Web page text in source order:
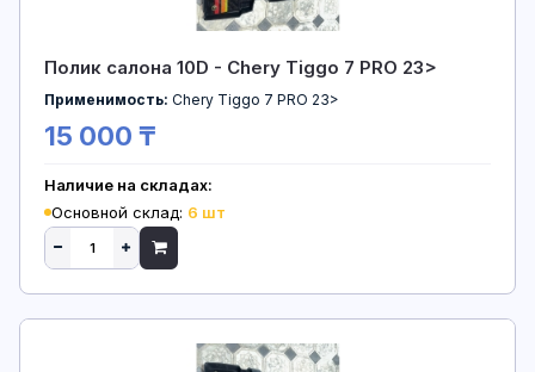
Полик салона 10D - Chery Tiggo 7 PRO 23>
Применимость: Chery Tiggo 7 PRO 23>
15 000 ₸
Наличие на складах:
Основной склад: 6 шт